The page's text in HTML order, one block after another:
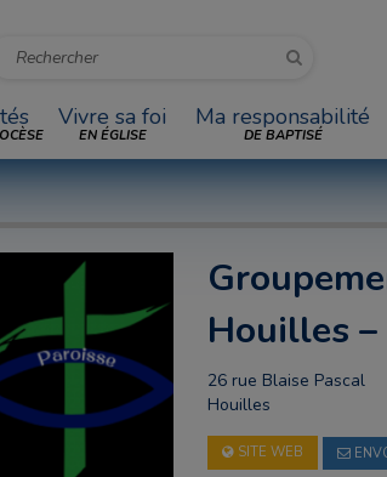
Vivre sa foi
EN ÉGLISE
Ma responsabilité
DE BAPTISÉ
Houilles
26 rue Blaise Pascal
Houilles
SITE WEB